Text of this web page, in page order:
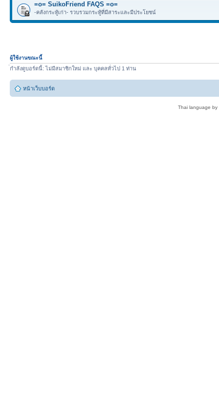
=o= SuikoFriend FAQS =o=
-คลังกระทู้เก่า- รวบรวมกระทู้ที่มีสาระและมีประโยชน์
ผู้ใช้งานขณะนี้
่กำลังดูบอร์ดนี้: ไม่มีสมาชิกใหม่ และ บุคคลทั่วไป 1 ท่าน
หน้าเว็บบอร์ด
Thai language by